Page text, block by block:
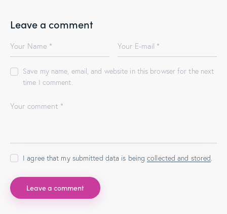
Leave a comment
Save my name, email, and website in this browser for the next
time I comment.
I agree that my submitted data is beingcollected and stored.